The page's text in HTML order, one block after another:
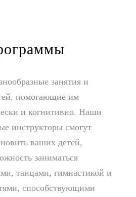
занятия и
помогающие им
и когнитивно. Наши
инструкторы смогут
ваших детей,
заниматься
танцами, гимнастикой и
способствующими